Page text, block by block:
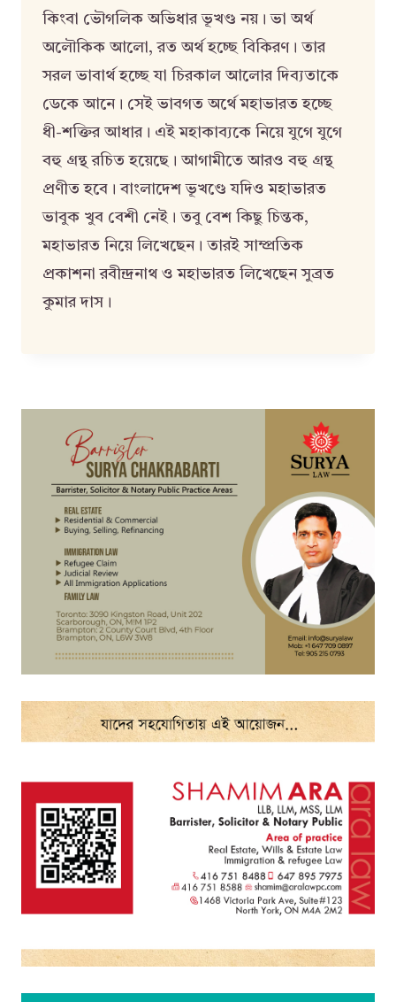
কিংবা ভৌগলিক অভিধার ভূখণ্ড নয়। ভা অর্থ
অলৌকিক আলো, রত অর্থ হচ্ছে বিকিরণ। তার
সরল ভাবার্থ হচ্ছে যা চিরকাল আলোর দিব্যতাকে
ডেকে আনে। সেই ভাবগত অর্থে মহাভারত হচ্ছে
ধী-শক্তির আধার। এই মহাকাব্যকে নিয়ে যুগে যুগে
বহু গ্রন্থ রচিত হয়েছে। আগামীতে আরও বহু গ্রন্থ
প্রণীত হবে। বাংলাদেশ ভূখণ্ডে যদিও মহাভারত
ভাবুক খুব বেশী নেই। তবু বেশ কিছু চিন্তক,
মহাভারত নিয়ে লিখেছেন। তারই সাম্প্রতিক
প্রকাশনা রবীন্দ্রনাথ ও মহাভারত লিখেছেন সুব্রত
কুমার দাস।